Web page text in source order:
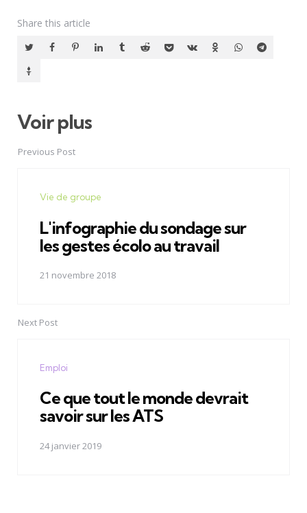
Share this article
Voir plus
Post
navigation
Previous Post
Vie de groupe
L'infographie du sondage sur
les gestes écolo au travail
21 novembre 2018
Next Post
Emploi
Ce que tout le monde devrait
savoir sur les ATS
24 janvier 2019